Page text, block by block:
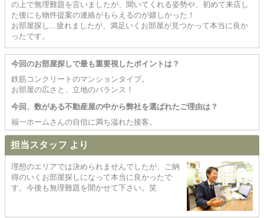
の上で無理難題を言いましたが、聞いてくれる姿勢や、初めて来店し
た後にも物件提案の連絡がもらえるのが嬉しかった！
お部屋探し...疲れましたが、満足いくお部屋が見つかって本当に良か
ったです。
今回のお部屋探しで最も重要視したポイントは？
鉄筋コンクリートのマンションタイプ。
お部屋の広さと、立地のバランス！
今回、数がある不動産屋の中から弊社を選ばれたご理由は？
福一ホームさんの自信に満ち溢れた接客。
担当スタッフ より
理想のエリアでは決められませんでしたが、ご納
得のいくお部屋探しになって本当に良かったで
す。今後も無理難題を聞かせて下さい。笑